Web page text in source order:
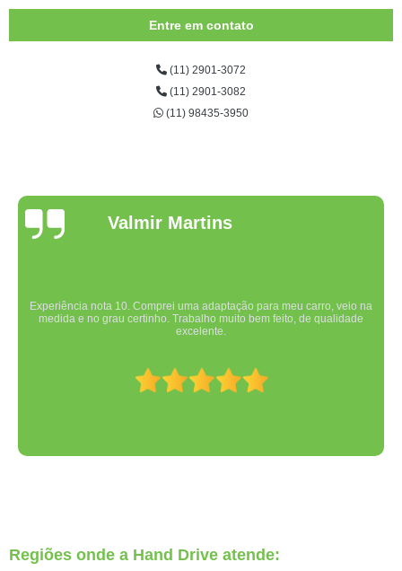
Entre em contato
(11) 2901-3072
(11) 2901-3082
(11) 98435-3950
Valmir Martins
Experiência nota 10. Comprei uma adaptação para meu carro, veio na
medida e no grau certinho. Trabalho muito bem feito, de qualidade
excelente.
Regiões onde a Hand Drive atende: